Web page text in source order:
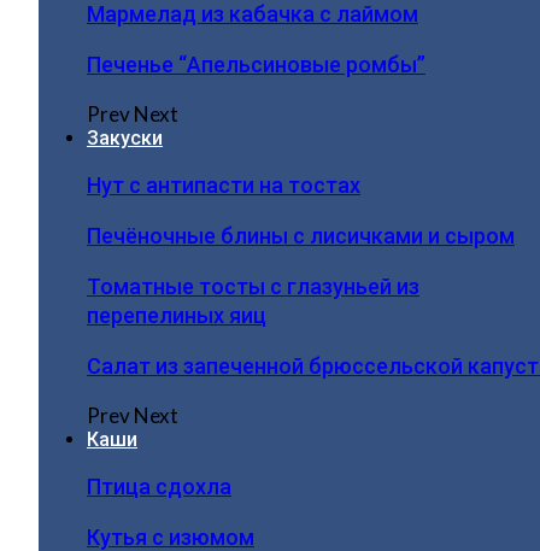
Мармелад из кабачка с лаймом
Печенье “Апельсиновые ромбы”
PrevNext
Закуски
Нут с антипасти на тостах
Печёночные блины с лисичками и сыром
Томатные тосты с глазуньей из
перепелиных яиц
Салат из запеченной брюссельской
PrevNext
Каши
Птица сдохла
Кутья с изюмом